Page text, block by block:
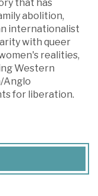
that has
abolition,
internationalist
with queer
realities,
Western
Anglo
for liberation.